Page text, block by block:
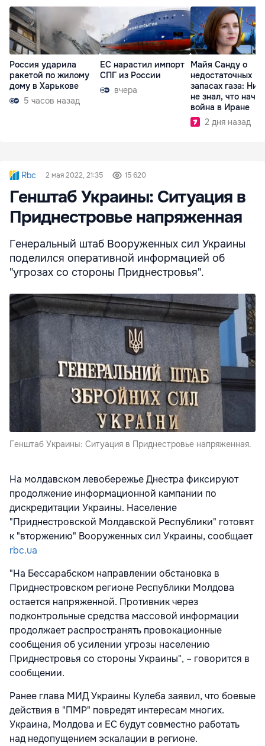
Россия ударила
ракетой по жилому
дому в Харькове
5 часов назад
ЕС нарастил импорт
СПГ из России
вчера
Майя Санду о
недостаточных
запасах газа:
не знал, что
война в Иране
2 дня назад
Rbc 2 мая 2022, 21:35 15 620
Генштаб Украины: Ситуация в
Приднестровье напряженная
Генеральный штаб Вооруженных сил Украины
поделился оперативной информацией об
"угрозах со стороны Приднестровья".
Генштаб Украины: Ситуация в Приднестровье напряженная.
На молдавском левобережье Днестра фиксируют
продолжение информационной кампании по
дискредитации Украины. Население
"Приднестровской Молдавской Республики" готовят
к "вторжению" Вооруженных сил Украины, сообщает
rbc.ua
"На Бессарабском направлении обстановка в
Приднестровском регионе Республики Молдова
остается напряженной. Противник через
подконтрольные средства массовой информации
продолжает распространять провокационные
сообщения об усилении угрозы населению
Приднестровья со стороны Украины", – говорится в
сообщении.
Ранее глава МИД Украины Кулеба заявил, что боевые
действия в "ПМР" повредят интересам многих.
Украина, Молдова и ЕС будут совместно работать
над недопущением эскалации в регионе.